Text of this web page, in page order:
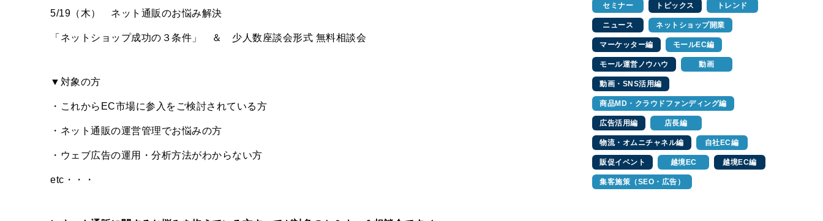
5/19（木） ネット通販のお悩み解決
「ネットショップ成功の３条件」 ＆ 少人数座談会形式 無料相談会
▼対象の方
・これからEC市場に参入をご検討されている方
・ネット通販の運営管理でお悩みの方
・ウェブ広告の運用・分析方法がわからない方
etc・・・
セミナー トピックス トレンド
ニュース ネットショップ開業
マーケッター編 モールEC編
モール運営ノウハウ 動画
動画・SNS活用編
商品MD・クラウドファンディング編
広告活用編 店長編
物流・オムニチャネル編 自社EC編
販促イベント 越境EC 越境EC編
集客施策（SEO・広告）